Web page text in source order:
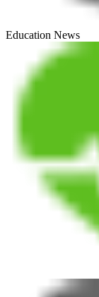
Education News